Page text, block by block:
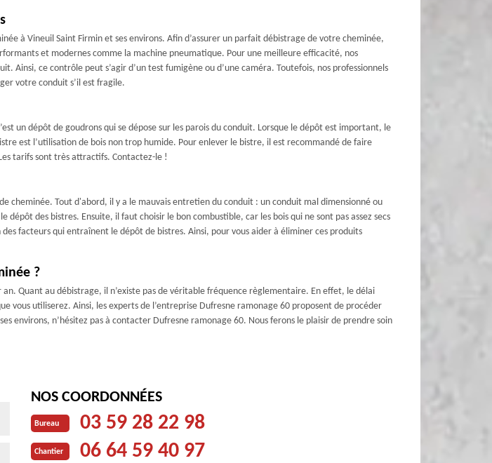
à Vineuil Saint Firmin et ses environs. Afin d’assurer un parfait débistrage de votre cheminée,
et modernes comme la machine pneumatique. Pour une meilleure efficacité, nos
ce contrôle peut s’agir d’un test fumigène ou d’une caméra. Toutefois, nos professionnels
votre conduit s’il est fragile.
un dépôt de goudrons qui se dépose sur les parois du conduit. Lorsque le dépôt est important, le
est l’utilisation de bois non trop humide. Pour enlever le bistre, il est recommandé de faire
tarifs sont très attractifs. Contactez-le !
cheminée. Tout d'abord, il y a le mauvais entretien du conduit : un conduit mal dimensionné ou
des bistres. Ensuite, il faut choisir le bon combustible, car les bois qui ne sont pas assez secs
facteurs qui entraînent le dépôt de bistres. Ainsi, pour vous aider à éliminer ces produits
?
Quant au débistrage, il n’existe pas de véritable fréquence règlementaire. En effet, le délai
utiliserez. Ainsi, les experts de l’entreprise Dufresne ramonage 60 proposent de procéder
environs, n’hésitez pas à contacter Dufresne ramonage 60. Nous ferons le plaisir de prendre soin
NOS COORDONNÉES
Bureau 03 59 28 22 98
Chantier 06 64 59 40 97